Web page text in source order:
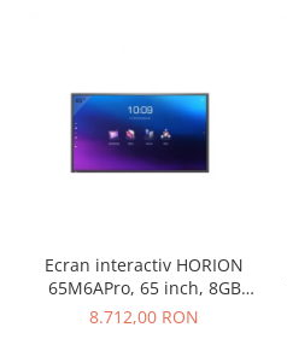
Ecran interactiv HORION
65M6APro, 65 inch, 8GB
DDR4 + 128GB Standard,
8.712,00 RON